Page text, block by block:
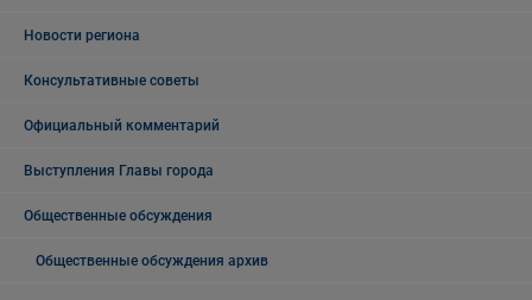
Новости региона
Консультативные советы
Официальный комментарий
Выступления Главы города
Общественные обсуждения
Общественные обсуждения архив